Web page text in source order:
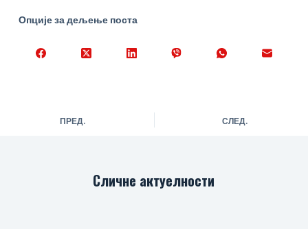
Опције за дељење поста
ПРЕД. СЛЕД.
Сличне актуелности